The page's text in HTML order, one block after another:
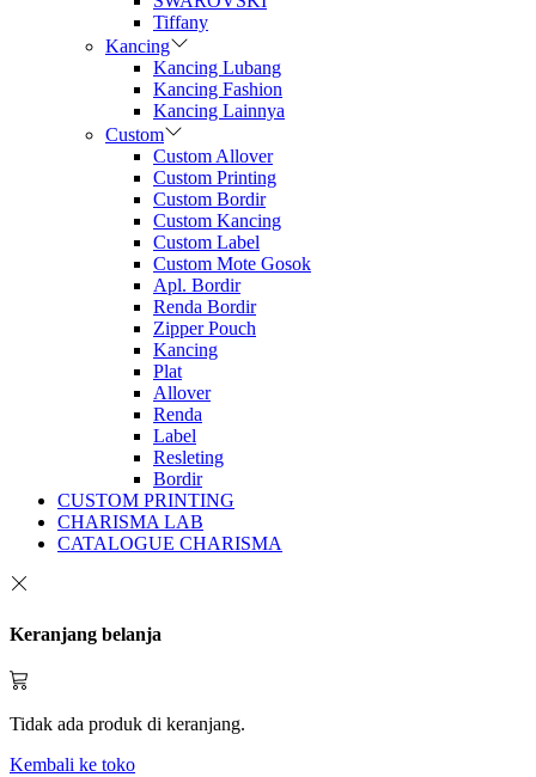
Tiffany
Kancing
Kancing Lubang
Kancing Fashion
Kancing Lainnya
Custom
Custom Allover
Custom Printing
Custom Bordir
Custom Kancing
Custom Label
Custom Mote Gosok
Apl. Bordir
Renda Bordir
Zipper Pouch
Kancing
Plat
Allover
Renda
Label
Resleting
Bordir
CUSTOM PRINTING
CHARISMA LAB
CATALOGUE CHARISMA
Keranjang belanja
Tidak ada produk di keranjang.
Kembali ke toko